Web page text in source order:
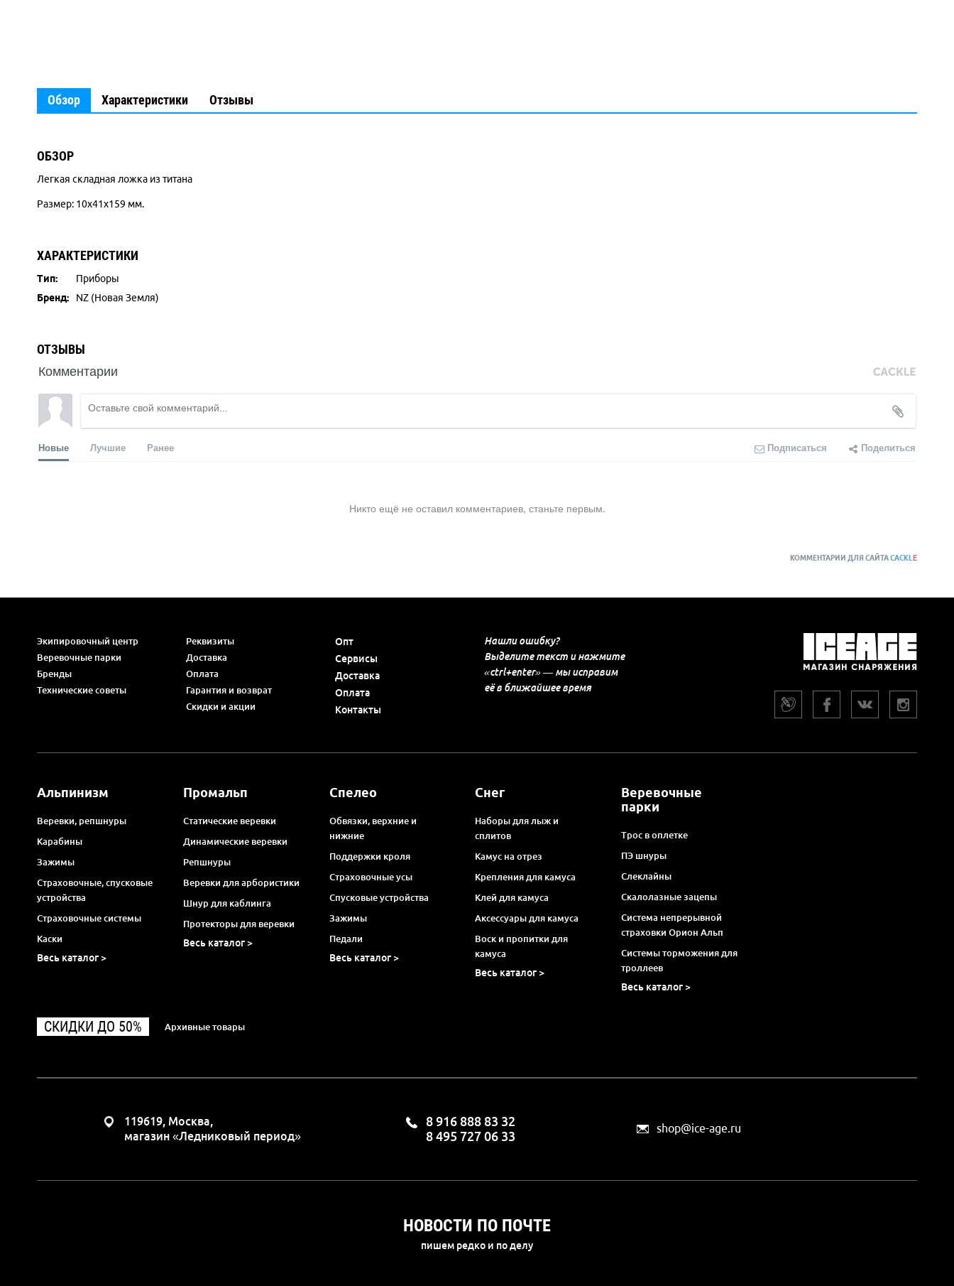
Обзор Характеристики Отзывы
ОБЗОР
Легкая складная ложка из титана
Размер: 10х41х159 мм.
ХАРАКТЕРИСТИКИ
Тип:
Приборы
Бренд:
NZ (Новая Земля)
ОТЗЫВЫ
Комментарии
Новые Лучшие Ранее Подписаться Поделиться
Никто ещё не оставил комментариев, станьте первым.
КОММЕНТАРИИ ДЛЯ САЙТАCACKL E
Экипировочный центр
Веревочные парки
Бренды
Технические советы
Реквизиты
Доставка
Оплата
Гарантия и возврат
Скидки и акции
Опт
Сервисы
Доставка
Оплата
Контакты
Нашли ошибку?
Выделите текст и нажмите
«ctrl+enter» — мы исправим
её в ближайшее время
Альпинизм
Веревки, репшнуры
Карабины
Зажимы
Страховочные, спусковые
устройства
Страховочные системы
Каски
Весь каталог >
Промальп
Статические веревки
Динамические веревки
Репшнуры
Веревки для арбористики
Шнур для каблинга
Протекторы для веревки
Весь каталог >
Спелео
Обвязки, верхние и
нижние
Поддержки кроля
Страховочные усы
Спусковые устройства
Зажимы
Педали
Весь каталог >
Снег
Наборы для лыж и
сплитов
Камус на отрез
Крепления для камуса
Клей для камуса
Аксессуары для камуса
Воск и пропитки для
камуса
Весь каталог >
Веревочные
парки
Трос в оплетке
ПЭ шнуры
Слеклайны
Скалолазные зацепы
Система непрерывной
страховки Орион Альп
Системы торможения для
троллеев
Весь каталог >
СКИДКИ ДО 50% Архивные товары
119619, Москва,
магазин «Ледниковый период»
8 916 888 83 32
8 495 727 06 33
shop@ice-age.ru
НОВОСТИ ПО ПОЧТЕ
пишем редко и по делу